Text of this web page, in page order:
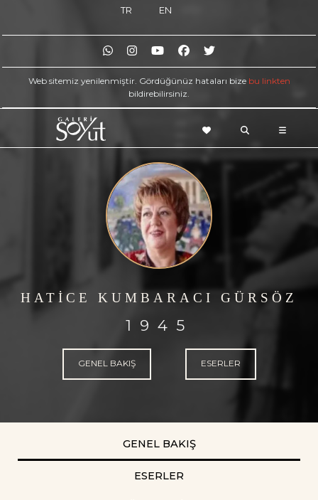
TR EN
Web sitemiz yenilenmiştir. Gördüğünüz hataları bize bu linkten
bildirebilirsiniz.
HATİCE KUMBARACI GÜRSÖZ
1945
GENEL BAKIŞ ESERLER
GENEL BAKIŞ
ESERLER